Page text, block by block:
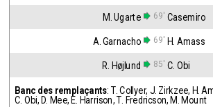
M. Ugarte 69' Casemiro
A. Garnacho 69' H. Amass
R. Højlund 85' C. Obi
Banc des remplaçants: T. Collyer, J. Zirkzee, H.
C. Obi, D. Mee, E. Harrison,T. Fredricson, M. Mount